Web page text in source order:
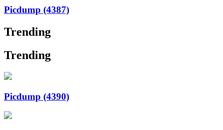
Picdump (4387)
Trending
Trending
Picdump (4390)